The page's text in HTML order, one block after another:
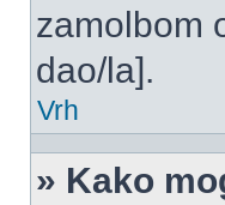
zamolbom
dao/la].
Vrh
» Kako